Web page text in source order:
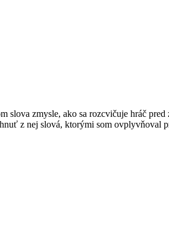
slova zmysle, ako sa rozcvičuje hráč
z nej slová, ktorými som ovplyvňoval